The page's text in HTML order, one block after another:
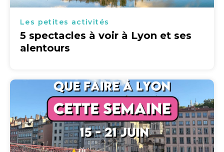
Les petites activités
5 spectacles à voir à Lyon et ses
alentours